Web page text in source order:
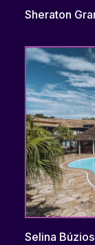
Sheraton
Selina Búzios